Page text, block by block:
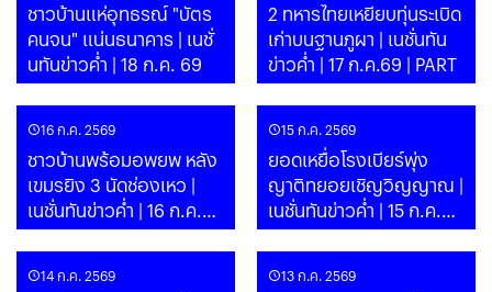
ชาวบ้านแห่อุทธรณ์ "บัตร
คนจน" แน่นธนาคาร | เนชั่
นทันข่าวค่ำ | 18 ก.ค. 69
2 ทหารไทยเหยียบทุ่นระเบิด
เก่าบนฐานภูผา | เนชั่นทัน
ข่าวค่ำ | 17 ก.ค.69 | PART
16 ก.ค. 2569
ชาวบ้านพร้อมอพยพ หลัง
เขมรยิง 3 นัดช่องเหว |
เนชั่นทันข่าวค่ำ | 16 ก.ค.69
| PART
15 ก.ค. 2569
ยอดเหยื่อโรงเบียร์พุ่ง
ญาติทยอยเชิญวิญญาณ |
เนชั่นทันข่าวค่ำ | 15 ก.ค.69
| PART
14 ก.ค. 2569 13 ก.ค. 2569